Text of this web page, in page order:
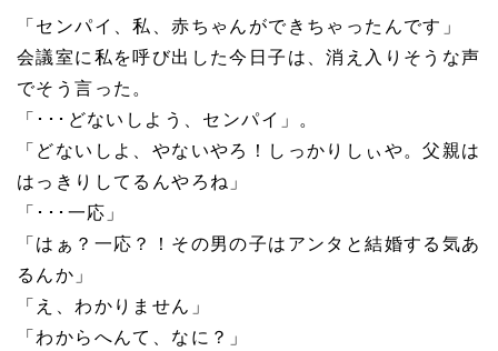
「センパイ、私、赤ちゃんができちゃったんです」
会議室に私を呼び出した今日子は、消え入りそうな声
でそう言った。
「･･･どないしよう、センパイ」。
「どないしよ、やないやろ！しっかりしぃや。父親は
はっきりしてるんやろね」
「･･･一応」
「はぁ？一応？！その男の子はアンタと結婚する気あ
るんか」
「え、わかりません」
「わからへんて、なに？」